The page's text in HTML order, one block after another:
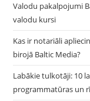
Valodu pakalpojumi
valodu kursi
Kas ir notariāli
birojā Baltic Media?
Labākie tulkotāji: 10
programmatūras un